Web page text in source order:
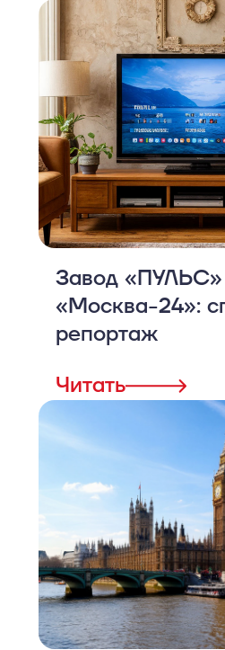
Завод «ПУЛЬС»
«Москва-24»:
репортаж
Читать